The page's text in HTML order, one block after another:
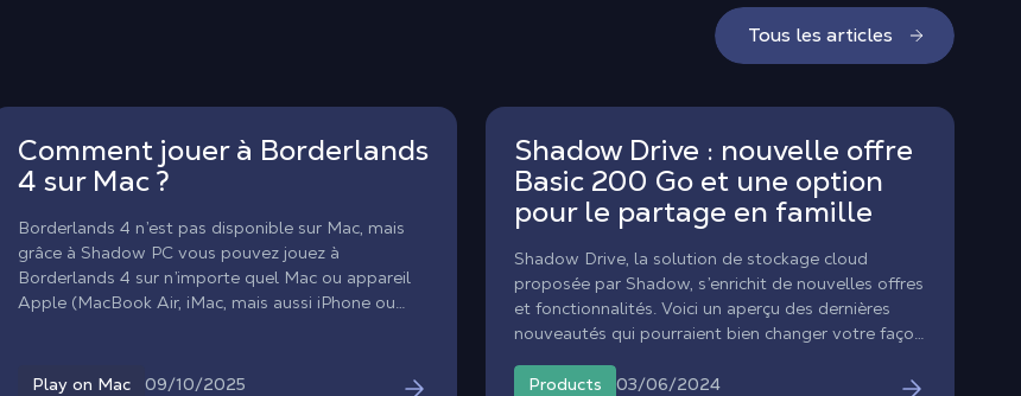
Tous les articles
Comment jouer à Borderlands
4 sur Mac ?
Borderlands 4 n’est pas disponible sur Mac, mais
grâce à Shadow PC vous pouvez jouez à
Borderlands 4 sur n’importe quel Mac ou appareil
Apple (MacBook Air, iMac, mais aussi iPhone ou
de son univers déjanté et ses graphismes de
Play on Mac 09/10/2025
Shadow Drive : nouvelle offre
Basic 200 Go et une option
pour le partage en famille
Shadow Drive, la solution de stockage cloud
proposée par Shadow, s’enrichit de nouvelles offres
et fonctionnalités. Voici un aperçu des dernières
nouveautés qui pourraient bien changer votre façon
Products
03/06/2024